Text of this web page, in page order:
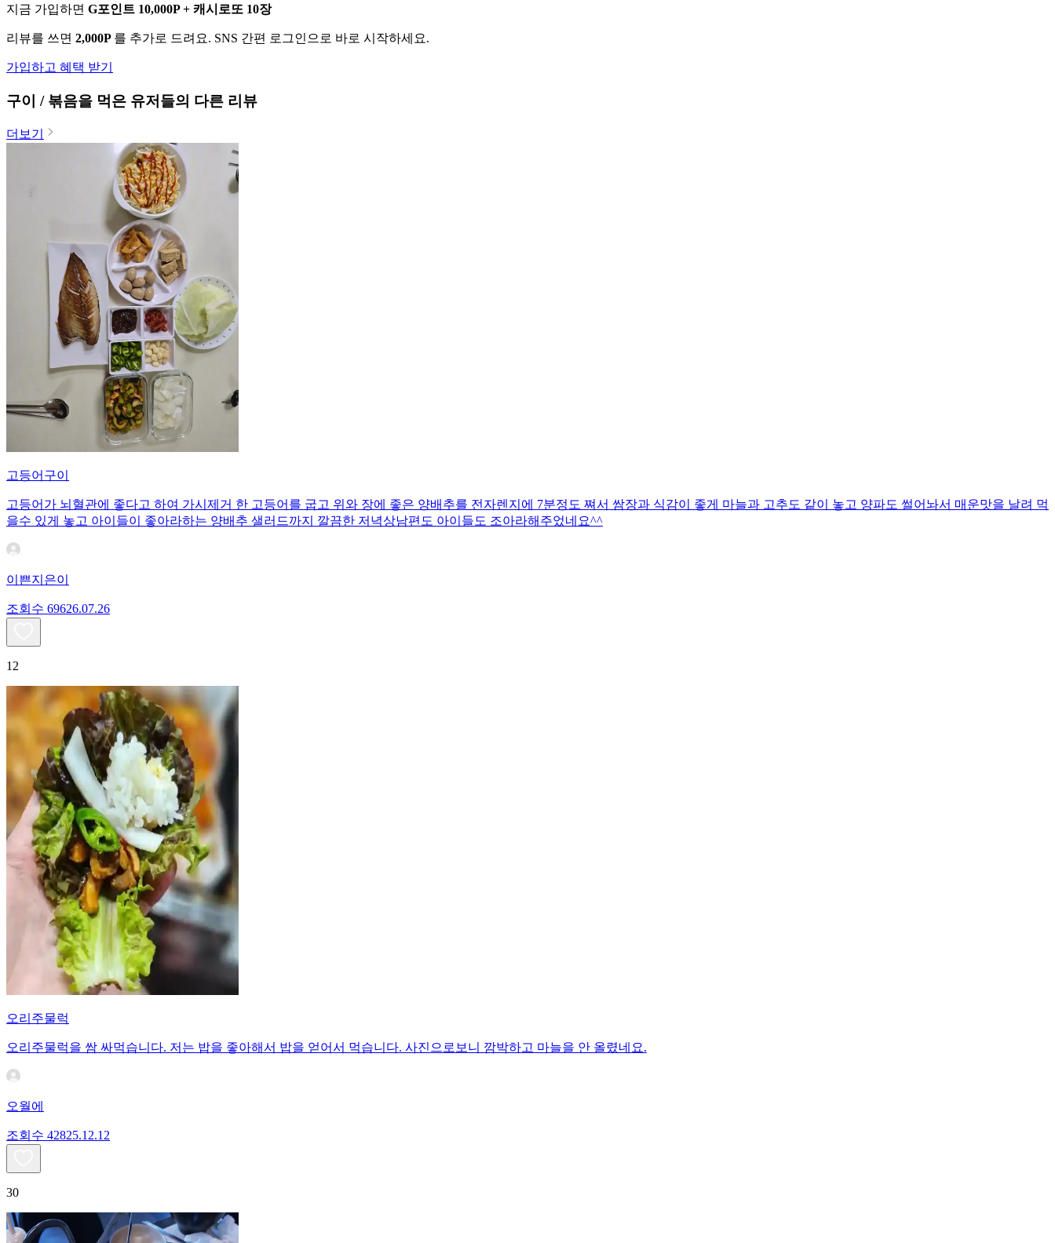
지금 가입하면 G포인트 10,000P + 캐시로또 10장
리뷰를 쓰면 2,000P 를 추가로 드려요. SNS 간편 로그인으로 바로 시작하세요.
가입하고 혜택 받기
구이 / 볶음을 먹은 유저들의 다른 리뷰
더보기
고등어구이
고등어가 뇌혈관에 좋다고 하여 가시제거 한 고등어를 굽고 위와 장에 좋은 양배추를 전자렌지에 7분정도 쪄서 쌈장과 식감이 좋게 마늘과 고추도 같이 놓고 양파도 썰어놔서 매운맛을 날려 먹
을수 있게 놓고 아이들이 좋아라하는 양배추 샐러드까지 깔끔한 저녁상남편도 아이들도 조아라해주었네요^^
이쁜지은이
조회수 69626.07.26
12
오리주물럭
오리주물럭을 쌈 싸먹습니다. 저는 밥을 좋아해서 밥을 얻어서 먹습니다. 사진으로보니 깜박하고 마늘을 안 올렸네요.
오월에
조회수 42825.12.12
30